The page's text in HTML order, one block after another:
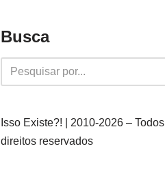
Busca
Isso Existe?! | 2010-2026 – Todos
direitos reservados